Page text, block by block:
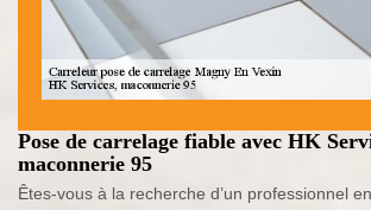
Pose de carrelage fiable avec HK
maconnerie 95
Êtes-vous à la recherche d’un professionnel